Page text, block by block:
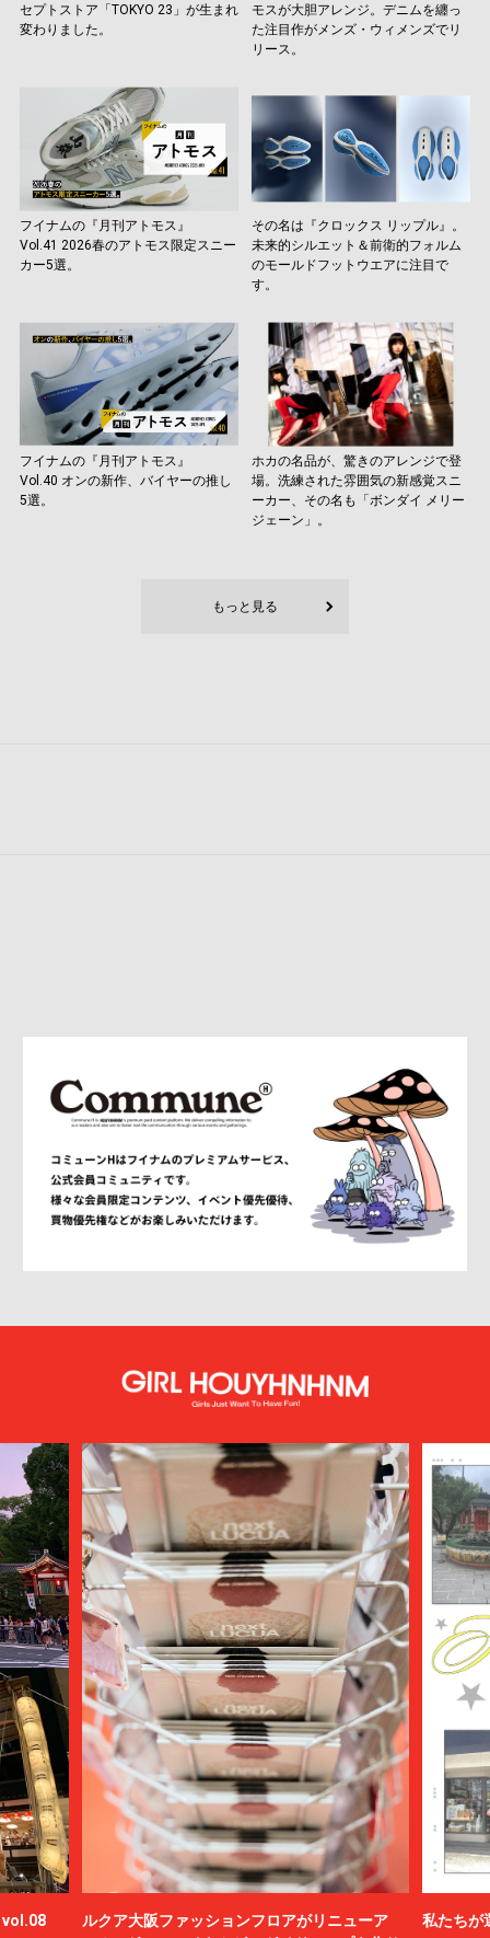
セプトストア「TOKYO 23」が生まれ
変わりました。
モスが大胆アレンジ。デニムを纏っ
た注目作がメンズ・ウィメンズでリ
リース。
フイナムの『月刊アトモス』
Vol.41 2026春のアトモス限定スニー
カー5選。
その名は『クロックス リップル』。
未来的シルエット＆前衛的フォルム
のモールドフットウエアに注目で
す。
フイナムの『月刊アトモス』
Vol.40 オンの新作、バイヤーの推し
5選。
ホカの名品が、驚きのアレンジで登
場。洗練された雰囲気の新感覚スニ
ーカー、その名も「ボンダイ メリー
ジェーン」。
もっと見る
vol.08
ルクア大阪ファッションフロアがリニューア
私たちが